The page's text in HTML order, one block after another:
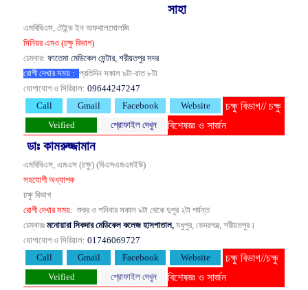
সাহা
এমবিবিএস, টেইন্ড ইন অফথালমোলজি
সিনিয়র এমও (চক্ষু বিভাগ)
চেম্বার: ফাতেমা মেডিকেল সেন্টার, শরীয়তপুর সদর
রোগী দেখার সময় : প্রতিদিন সকাল ৯টা-রাত ৮টা
যোগাযোগ ও সিরিয়াল: 09644247247
Call
Gmail Facebook
Website
Veified
প্রোফাইল দেখুন
চক্ষু বিভাগ// চক্ষু
বিশেষজ্ঞ ও সার্জন
ডাঃ কামরুজ্জামান
এমবিবিএস, এমএস (চক্ষু) (বিএসএমএমইউ)
সহযোগী অধ্যাপক
চক্ষু বিভাগ
রোগী দেখার সময়: শুক্র ও শনিবার সকাল ৯টা থেকে দুপুর ২টা পর্যন্ত
চেম্বারঃ মনোয়ারা সিকদার মেডিকেল কলেজ হাসপাতাল, মধুপুর, ভেদরগঞ্জ, শরীয়তপুর।
যোগাযোগ ও সিরিয়াল: 01746069727
Call
Gmail Facebook
Website
Veified
প্রোফাইল দেখুন
চক্ষু বিভাগ//চক্ষু
বিশেষজ্ঞ ও সার্জন